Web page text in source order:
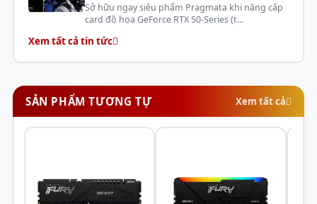
Sở hữu ngay siêu phẩm Pragmata khi nâng cấp
card đồ họa GeForce RTX 50-Series (t...
Xem tất cả tin tức
SẢN PHẨM TƯƠNG TỰ Xem tất cả